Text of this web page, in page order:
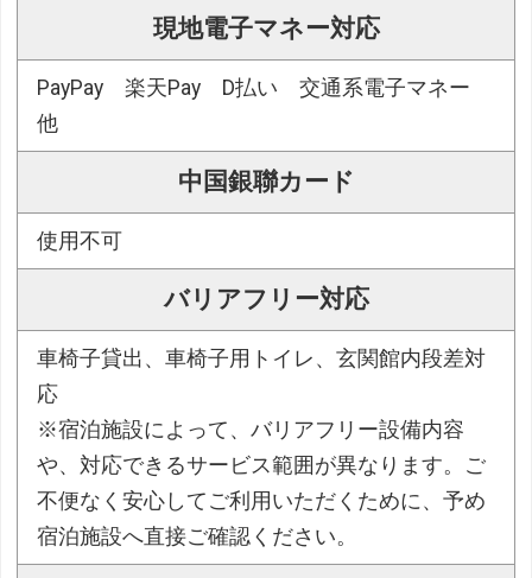
現地電子マネー対応
PayPay 楽天Pay D払い 交通系電子マネー
他
中国銀聯カード
使用不可
バリアフリー対応
車椅子貸出、車椅子用トイレ、玄関館内段差対
応
※宿泊施設によって、バリアフリー設備内容
や、対応できるサービス範囲が異なります。ご
不便なく安心してご利用いただくために、予め
宿泊施設へ直接ご確認ください。